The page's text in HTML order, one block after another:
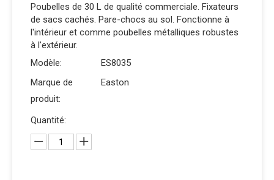
Poubelles de 30 L de qualité commerciale. Fixateurs
de sacs cachés. Pare-chocs au sol. Fonctionne à
l'intérieur et comme poubelles métalliques robustes
à l'extérieur.
Modèle:
ES8035
Marque de
produit:
Easton
Quantité: